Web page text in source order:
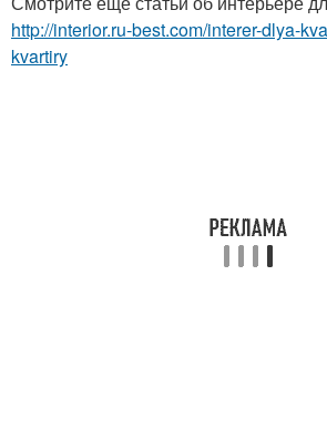
http://interior.ru-best.com/interer-dlya-
kvartiry